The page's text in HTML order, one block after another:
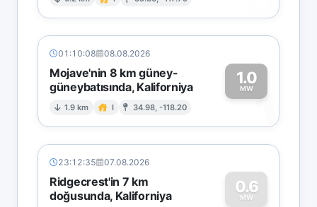
01:10:08 08.08.2026
Mojave'nin 8 km güney-
güneybatısında, Kaliforniya
1.9 km I 34.98, -118.20
1.0
MW1
23:12:35 07.08.2026
Ridgecrest'in 7 km
doğusunda, Kaliforniya
0.6
MW